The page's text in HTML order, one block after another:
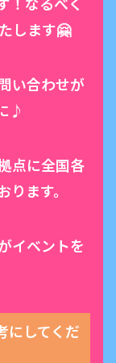
します🤗
い合わせが
♪
点に全国各
ます。
イベントを
にしてくだ